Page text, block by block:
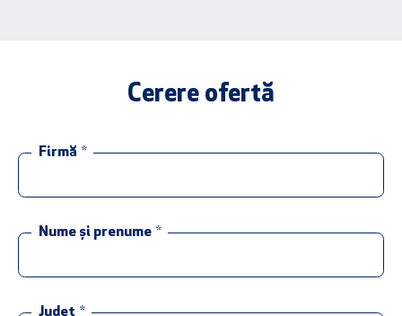
Cerere ofertă
Firmă *
Nume și prenume *
Județ *